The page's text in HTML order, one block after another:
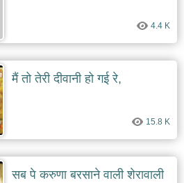
4.4 K
मैं तो तेरी दीवानी हो गई रे,
15.8 K
सब पे करुणा बरसाने वाली शेरावाली